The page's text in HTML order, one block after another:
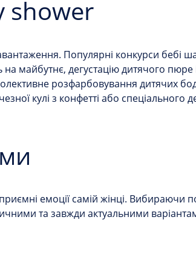
shower
Популярні конкурси бебі
майбутнє, дегустацію дитячого
розфарбовування дитячих
кулі з конфетті або спеціального
емоції самій жінці. Вибираючи
та завжди актуальними